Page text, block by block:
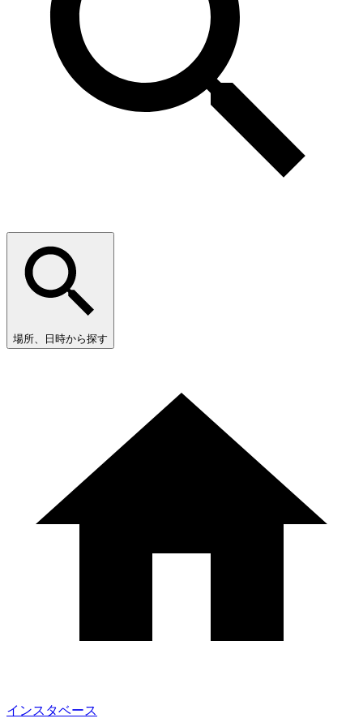
場所、日時から探す
インスタベース